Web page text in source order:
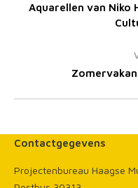
Aquarellen van Niko
Contactgegevens
Projectenbureau Haagse